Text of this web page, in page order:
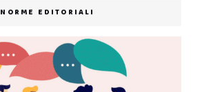
NORME EDITORIALI